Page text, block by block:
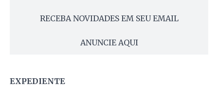
RECEBA NOVIDADES EM SEU EMAIL
ANUNCIE AQUI
EXPEDIENTE